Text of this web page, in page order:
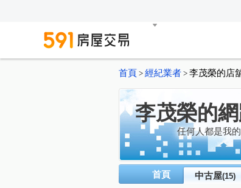
首頁 > 經紀業者 > 李茂榮的店
李茂榮的
任何人都是我
首頁 中古屋(15)